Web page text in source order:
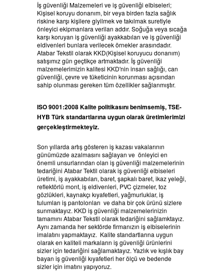
İş güvenliği Malzemeleri ve iş güvenliği elbiseleri;
Kişisel koruyu donanım, bir veya birden fazla sağlık
riskine karşı kişilere giyilmek ve takılmak suretiyle
önleyici ekipmanlara verilan addır. Soğuğa veya sıcağa
karşı koruyan iş güvenliği ayakkabıları ve iş güvenliği
eldivenleri bunlara verilecek örnekler arasındadır.
Atabar Tekstil olarak KKD(Kişisel koruyucu donanım)
satışımız gün geçtikçe artmaktadır. İş güvenliği
malzemelerimizin kalitesi KKD'nin insan sağlığı, can
güvenliği, çevre ve tüketicinin korunması açısından
sahip olunması gereken tüm özellikler sağlanmıştır.
ISO 9001:2008 Kalite politikasını benimsemiş, TSE-
HYB Türk standartlarına uygun olarak üretimlerimizi
gerçekleştirmekteyiz.
Son yıllarda artış gösteren iş kazası vakalarının
günümüzde azalmasını sağlayan ve önleyici en
önemli unsurlarından olan iş güvenliği malzemelerinin
tedariğini Atabar Tektil olarak iş güvenliği elbiseleri
üretimi, iş ayakkabıları, baret, şapkalı baret, ikaz yeleği,
reflektörlü mont, iş eldivenleri, PVC çizmeler, toz
gözlükleri, kaynakçı kıyafetleri, yağmurluklar, iş
tulumları iş pantolonları ve daha bir çok ürünü sizlere
sunmaktayız. KKD iş güvenliği malzemelerinizin
tamamını Atabar Tekstil olarak tedariğini sağlamktayız.
Aynı zamanda her sektörde firmanızın iş elbiselerinin
imalatını yapmaktayız. Kalite standartlarına uygun
olarak en kaliteli markaların iş güvenliği ürünlerini
sizler için tedariğini sağlamaktayız. Yazlık ve kışlık bay
bayan iş güvenliği kıyafetleri her ölçü ve bedende
sizler için imatını yapıyoruz.